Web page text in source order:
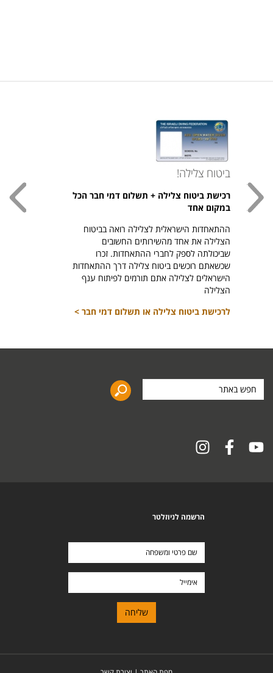
ביטוח צלילה!
רכישת ביטוח צלילה + תשלום דמי חבר הכל
במקום אחד
ההתאחדות הישראלית לצלילה רואה בביטוח
הצלילה את אחד מהשירותים החשובים
שביכולתה לספק לחברי ההתאחדות. זכרו
שכשאתם רוכשים ביטוח צלילה דרך ההתאחדות
הישראלים לצלילה אתם תורמים לפיתוח ענף
הצלילה
לרכישת ביטוח צלילה או תשלום דמי חבר >
באתר
הרשמה לניוזלטר